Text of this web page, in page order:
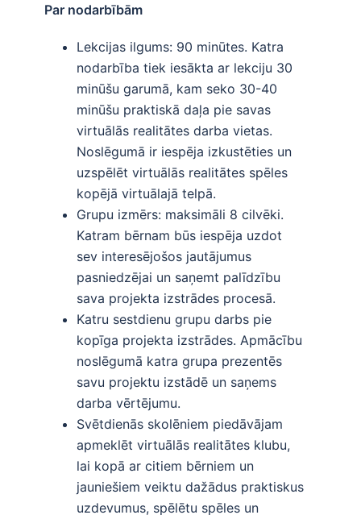
Par nodarbībām
Lekcijas ilgums: 90 minūtes. Katra
nodarbība tiek iesākta ar lekciju 30
minūšu garumā, kam seko 30-40
minūšu praktiskā daļa pie savas
virtuālās realitātes darba vietas.
Noslēgumā ir iespēja izkustēties un
uzspēlēt virtuālās realitātes spēles
kopējā virtuālajā telpā.
Grupu izmērs: maksimāli 8 cilvēki.
Katram bērnam būs iespēja uzdot
sev interesējošos jautājumus
pasniedzējai un saņemt palīdzību
sava projekta izstrādes procesā.
Katru sestdienu grupu darbs pie
kopīga projekta izstrādes. Apmācību
noslēgumā katra grupa prezentēs
savu projektu izstādē un saņems
darba vērtējumu.
Svētdienās skolēniem piedāvājam
apmeklēt virtuālās realitātes klubu,
lai kopā ar citiem bērniem un
jauniešiem veiktu dažādus praktiskus
uzdevumus, spēlētu spēles un